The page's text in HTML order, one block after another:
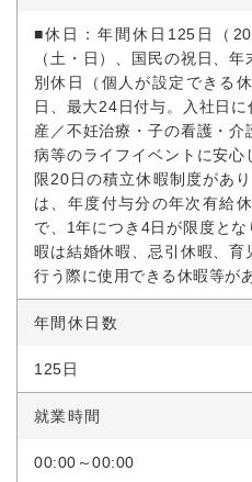
■休日：年間休日125日（
（土・日）、国民の祝日、
別休日（個人が設定できる
日、最大24日付与。入社日
産／不妊治療・子の看護・
病等のライフイベントに安心
限20日の積立休暇制度があ
は、年度付与分の年次有給
で、1年につき4日が限度と
暇は結婚休暇、忌引休暇、育
行う際に使用できる休暇等が
年間休日数
125日
就業時間
00:00～00:00